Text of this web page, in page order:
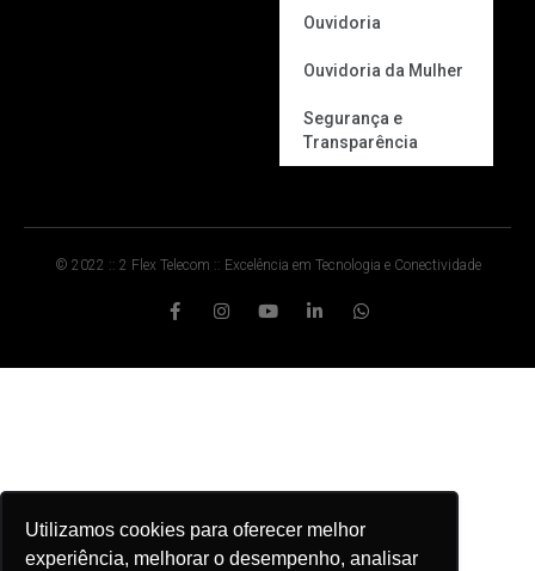
Utilizamos cookies para oferecer melhor
experiência, melhorar o desempenho, analisar
Ouvidoria
Ouvidoria da Mulher
Segurança e
Transparência
© 2022 :: 2 Flex Telecom :: Excelência em Tecnologia e Conectividade